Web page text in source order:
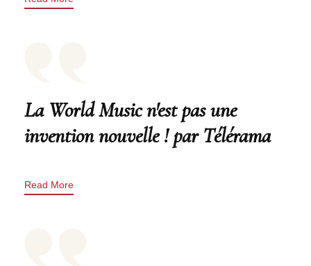
La World Music n'est pas une
invention nouvelle ! par Télérama
Read More